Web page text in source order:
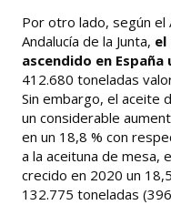
Por otro lado, según el
Andalucía de la Junta, el
ascendido en España
412.680 toneladas
Sin embargo, el aceite
un considerable
en un 18,8 % con
a la aceituna de mesa,
crecido en 2020 un
132.775 toneladas